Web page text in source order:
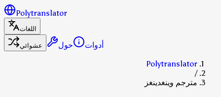
Polytranslator
اللغات
عشوائي
أدوات
حول
Polytranslator
/
مترجم وينغدينغز